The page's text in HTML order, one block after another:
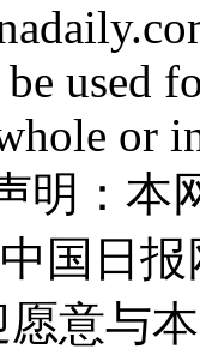
used
or
明：
国日
意与